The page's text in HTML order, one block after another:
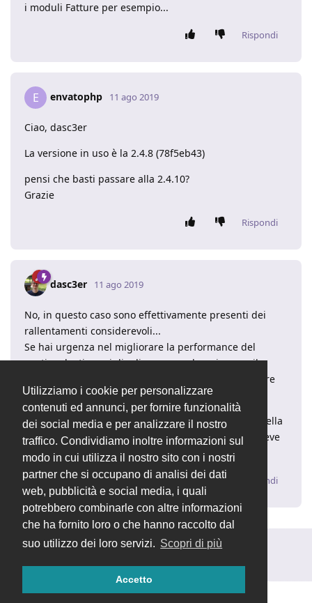
Utilizziamo i cookie per personalizzare
contenuti ed annunci, per fornire funzionalità
dei social media e per analizzare il nostro
traffico. Condividiamo inoltre informazioni sul
modo in cui utilizza il nostro sito con i nostri
partner che si occupano di analisi dei dati
web, pubblicità e social media, i quali
potrebbero combinarle con altre informazioni
che ha fornito loro o che hanno raccolto dal
suo utilizzo dei loro servizi. Scopri di più
Accetto
i moduli Fatture per esempio...
Rispondi
E envatophp 11 ago 2019
Ciao, dasc3er
La versione in uso è la 2.4.8 (78f5eb43)
pensi che basti passare alla 2.4.10?
Grazie
Rispondi
dasc3er 11 ago 2019
No, in questo caso sono effettivamente presenti dei
rallentamenti considerevoli...
Se hai urgenza nel migliorare la performance del
gestionale, ti consiglio di provare ad aggiornare il
server oppure di contattare via email per considerare
un pacchetto di assistenza.
In futuro sono previsti dei possibili miglioramenti nella
velocità del gestionale, ma ciò non è fattibile nel breve
periodo.
Rispondi
Rispondi alla discussione...